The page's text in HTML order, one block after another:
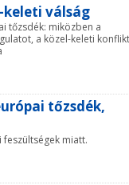
válság
tőzsdék: miközben a
a közel-keleti
tőzsdék,
miatt.